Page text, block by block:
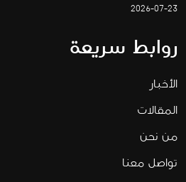
2026-07-23
روابط سريعة
الأخبار
المقالات
من نحن
تواصل معنا